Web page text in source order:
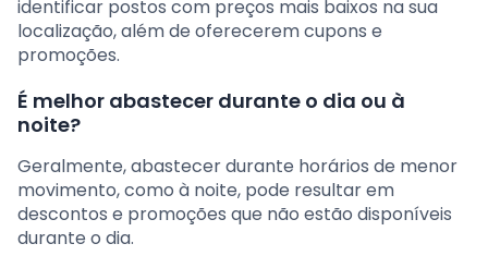
identificar postos com preços mais baixos na sua
localização, além de oferecerem cupons e
promoções.
É melhor abastecer durante o dia ou à
noite?
Geralmente, abastecer durante horários de menor
movimento, como à noite, pode resultar em
descontos e promoções que não estão disponíveis
durante o dia.